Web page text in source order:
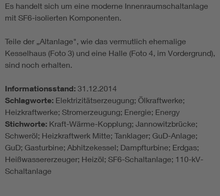
Es handelt sich um eine moderne Innenraumschaltanlage
mit SF6-isolierten Komponenten.
Teile der „Altanlage", wie das vermutlich ehemalige
Kesselhaus (Foto 3) und eine Halle (Foto 4, im Vordergrund),
sind noch erhalten.
Informationsstand: 31.12.2014
Schlagworte: Elektrizitätserzeugung; Ölkraftwerke;
Heizkraftwerke; Stromerzeugung; Energie; Energy
Stichworte: Kraft-Wärme-Kopplung; Jannowitzbrücke;
Schweröl; Heizkraftwerk Mitte; Tanklager; GuD-Anlage;
GuD; Gasturbine; Abhitzekessel; Dampfturbine; Erdgas;
Heißwassererzeuger; Heizöl; SF6-Schaltanlage; 110-kV-
Schaltanlage